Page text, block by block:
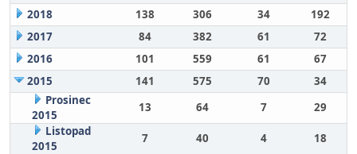
2018
138 306 34
192
2017
84 382 61
72
2016
101 559 61
67
2015
141 575 70
34
Prosinec
2015
13 64 7
29
Listopad
2015
7 40 4
18